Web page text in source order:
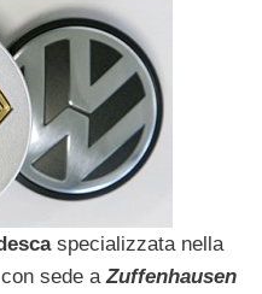
specializzata nella
sede aZuffenhausen